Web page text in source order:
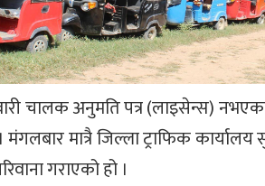
चालक अनुमति पत्र (लाइसेन्स)
मंगलबार मात्रै जिल्ला ट्राफिक
गराएको हो ।